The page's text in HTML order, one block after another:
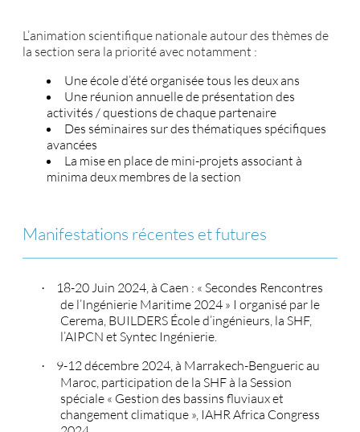
L’animation scientifique nationale autour des thèmes de
la section sera la priorité avec notamment :
Une école d’été organisée tous les deux ans
Une réunion annuelle de présentation des
activités / questions de chaque partenaire
Des séminaires sur des thématiques spécifiques
avancées
La mise en place de mini-projets associant à
minima deux membres de la section
Manifestations récentes et futures
·
18-20 Juin 2024, à Caen : « Secondes Rencontres
de l’Ingénierie Maritime 2024 » I organisé par le
Cerema, BUILDERS École d’ingénieurs, la SHF,
l’AIPCN et Syntec Ingénierie.
·
9-12 décembre 2024, à Marrakech-Bengueric au
Maroc, participation de la SHF à la Session
spéciale « Gestion des bassins fluviaux et
changement climatique », IAHR Africa Congress